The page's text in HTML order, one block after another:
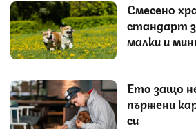
Смесено
стандарт
малки и
Ето защо
пържени
си